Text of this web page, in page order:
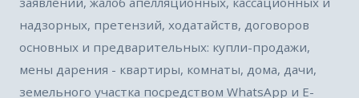
надзорных, претензий, ходатайств, договоров
основных и предварительных: купли-продажи,
мены дарения - квартиры, комнаты, дома, дачи,
земельного участка посредством WhatsApp и E-